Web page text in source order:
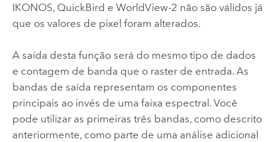
IKONOS, QuickBird e WorldView-2 não são válidos já
que os valores de pixel foram alterados.
A saída desta função será do mesmo tipo de dados
e contagem de banda que o raster de entrada. As
bandas de saída representam os componentes
principais ao invés de uma faixa espectral. Você
pode utilizar as primeiras três bandas, como descrito
anteriormente, como parte de uma análise adicional